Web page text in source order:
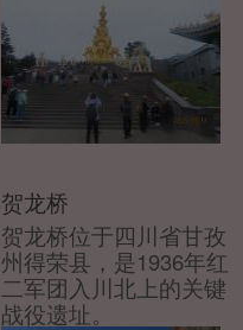
贺龙桥
贺龙桥位于四川省甘孜
州得荣县，是1936年红
二军团入川北上的关键
战役遗址。